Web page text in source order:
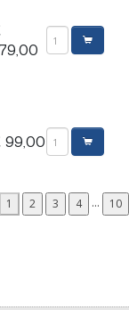
99,00
...